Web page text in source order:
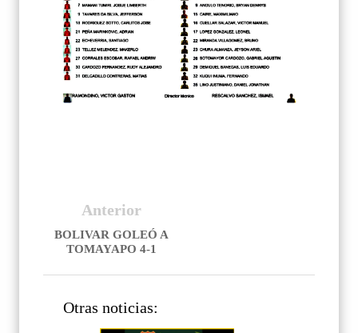
Anterior
BOLIVAR GOLEÓ A
TOMAYAPO 4-1
Otras noticias: